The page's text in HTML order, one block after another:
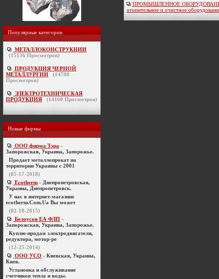
Популярные категории
МЕТАЛЛОКОНСТРУКЦИИ
(15136 Просмотров)
ПРОДУКЦИЯ ЧЕРНОЙ
МЕТАЛЛУРГИИ
(14788
Просмотров)
ЭЛЕКТРОТЕХНИЧЕСКАЯ
ПРОДУКЦИЯ
(14160 Просмотров)
Новые фирмы
ООО фирма Тэра -
Запорожская, Украина, Запорожье.
Продает металлопрокат на
территории Украины с 2001
(05-17-2018)
Ecotherm - Днепропетровская,
Украина, Днепропетровск.
У нас в интернет-магазине
ecotherm.Com.Ua Вы может
(02-18-2015)
Белоусов ЕА ФЛП -
Запорожская, Украина, Запорожье.
Куплю-продам электродвигатели,
редуктора, мотор-ре
(12-25-2014)
ООО УСО - Киевская, Украина,
Киев.
Установка и обслуживание
счетчиков тепла и воды.
ПРОМЫШЛЕННОЕ ОБОРУДОВАНИЕ
отопительное и очистное